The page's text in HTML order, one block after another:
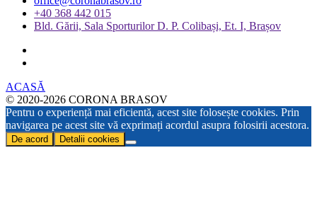
+40 368 442 015
Bld. Gării, Sala Sporturilor D. P. Colibași, Et. I, Brașov
ACASĂ
© 2020-2026 CORONA BRASOV
Pentru o experiență mai eficientă, acest site folosește cookies. Prin
navigarea pe acest site vă exprimați acordul asupra folosirii acestora.
De acord Detalii cookies